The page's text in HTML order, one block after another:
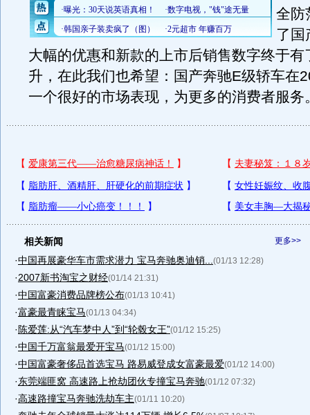
全防
了国
大幅的优惠和新款的上市后销售数字终于有
升，在此我们也希望：国产奔驰E级轿车在
一个很好的市场表现，为更多的消费者服务
更多>>
相关新闻
·中国再展豪华车市需求潜力 宝马奔驰奥迪销... (01/13 12:28)
·2007新书淘宝之财经(01/14 21:31)
·中国富豪消费品牌榜公布(01/13 10:41)
·富豪最青睐宝马(01/13 04:34)
· 陈爱莲:从“汽车梦中人”到“轮毂女王”(01/12 15:25)
·中国千万富翁最爱开宝马(01/12 15:00)
·中国富豪奢侈品首选宝马 路易威登成女富豪最爱(01/12 14:00)
·东莞端匪窝 高速路上抢劫团伙专撞宝马奔驰(01/12 07:32)
·高速路撞宝马奔驰洗劫车主(01/11 10:20)